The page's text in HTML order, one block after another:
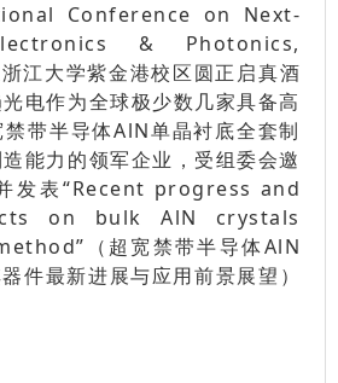
Conference on Next-
& Photonics,
江大学紫金港校区圆正启真酒
电作为全球极少数几家具备高
带半导体AlN单晶衬底全套制
能力的领军企业，受组委会邀
发表“Recent progress and
on bulk AlN crystals
（超宽禁带半导体AlN
件最新进展与应用前景展望）